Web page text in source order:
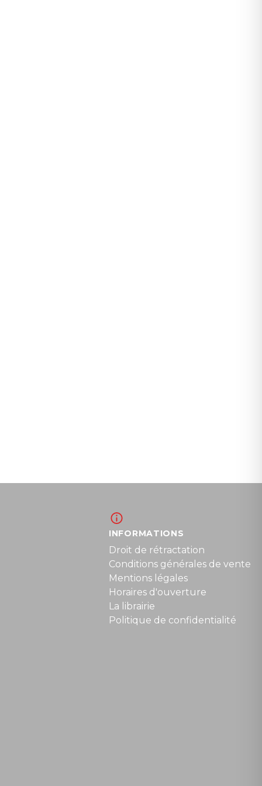
INFORMATIONS
Droit de rétractation
Conditions générales de vente
Mentions légales
Horaires d'ouverture
La librairie
Politique de confidentialité